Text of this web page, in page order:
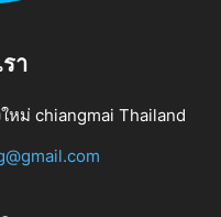
า
หม่ chiangmai Thailand